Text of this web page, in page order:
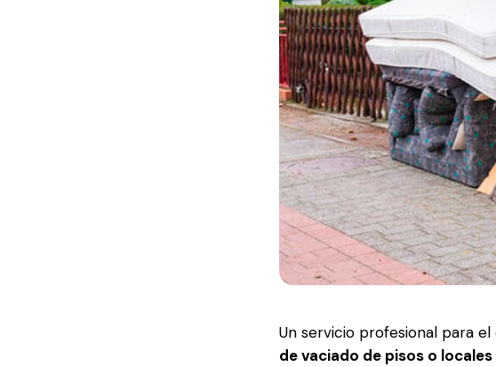
Un servicio profesional para el
de vaciado de pisos o locales